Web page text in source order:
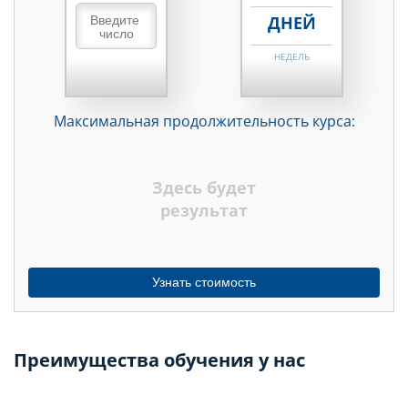
ДНЕЙ
НЕДЕЛЬ
ДНЕЙ
Максимальная продолжительность курса:
Здесь будет
результат
Узнать стоимость
Преимущества обучения у нас